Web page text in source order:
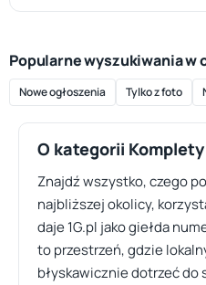
Popularne wyszukiwania w
Nowe ogłoszenia Tylko z foto
O kategorii Komplety
Znajdź wszystko, czego
najbliższej okolicy,
daje 1G.pl jako giełda
to przestrzeń, gdzie
błyskawicznie dotrzeć do